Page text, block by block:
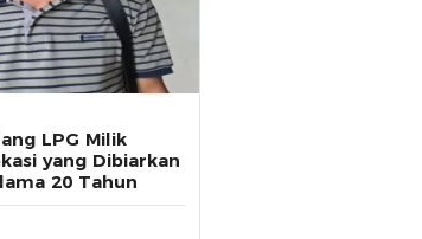
LPG Milik
yang Dibiarkan
20 Tahun